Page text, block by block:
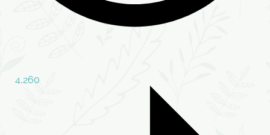
4,260